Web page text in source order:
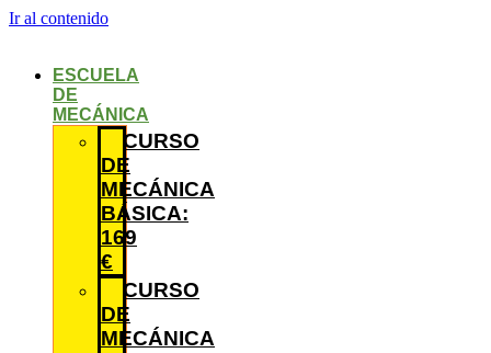
Ir al contenido
ESCUELA
DE
MECÁNICA
CURSO
DE
MECÁNICA
BÁSICA:
169
€
CURSO
DE
MECÁNICA